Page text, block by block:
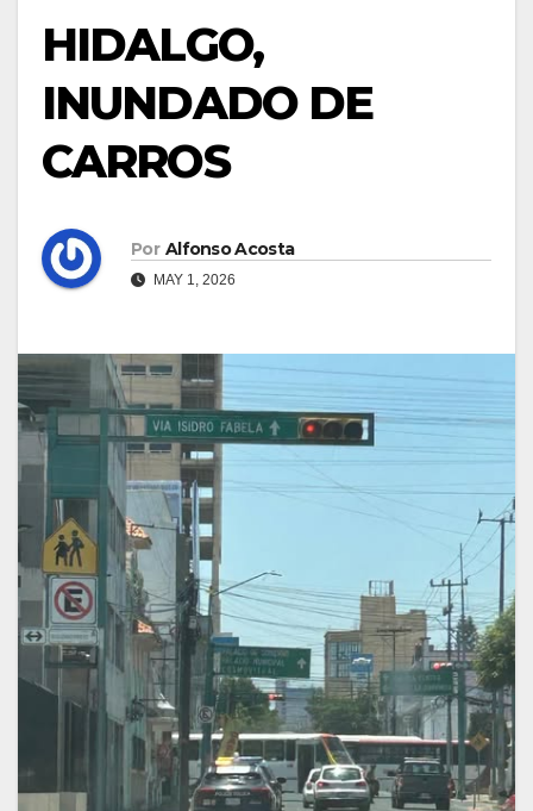
HIDALGO,
INUNDADO DE
CARROS
Por Alfonso Acosta
MAY 1, 2026